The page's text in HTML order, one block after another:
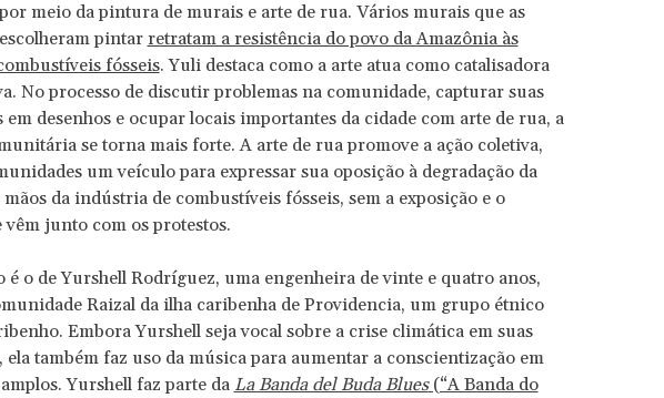
meio da pintura de murais e arte de rua. Vários murais que as
pintarretratam a resistência do povo da Amazônia às
fósseis. Yuli destaca como a arte atua como catalisadora
No processo de discutir problemas na comunidade, capturar suas
desenhos e ocupar locais importantes da cidade com arte de rua, a
se torna mais forte. A arte de rua promove a ação coletiva,
um veículo para expressar sua oposição à degradação da
da indústria de combustíveis fósseis, sem a exposição e o
junto com os protestos.
é o de Yurshell Rodríguez, uma engenheira de vinte e quatro anos,
Raizal da ilha caribenha de Providencia, um grupo étnico
Embora Yurshell seja vocal sobre a crise climática em suas
ela também faz uso da música para aumentar a conscientização em
Yurshell faz parte da La Banda del Buda Blues(“A Banda do